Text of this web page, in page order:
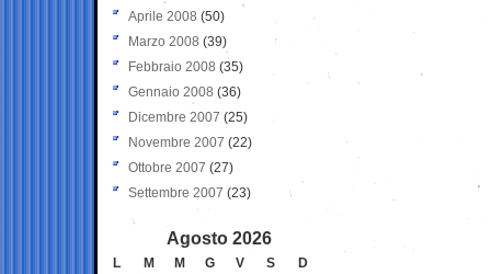
Aprile 2008 (50)
Marzo 2008 (39)
Febbraio 2008 (35)
Gennaio 2008 (36)
Dicembre 2007 (25)
Novembre 2007 (22)
Ottobre 2007 (27)
Settembre 2007 (23)
Agosto 2026
L M M G V S
D